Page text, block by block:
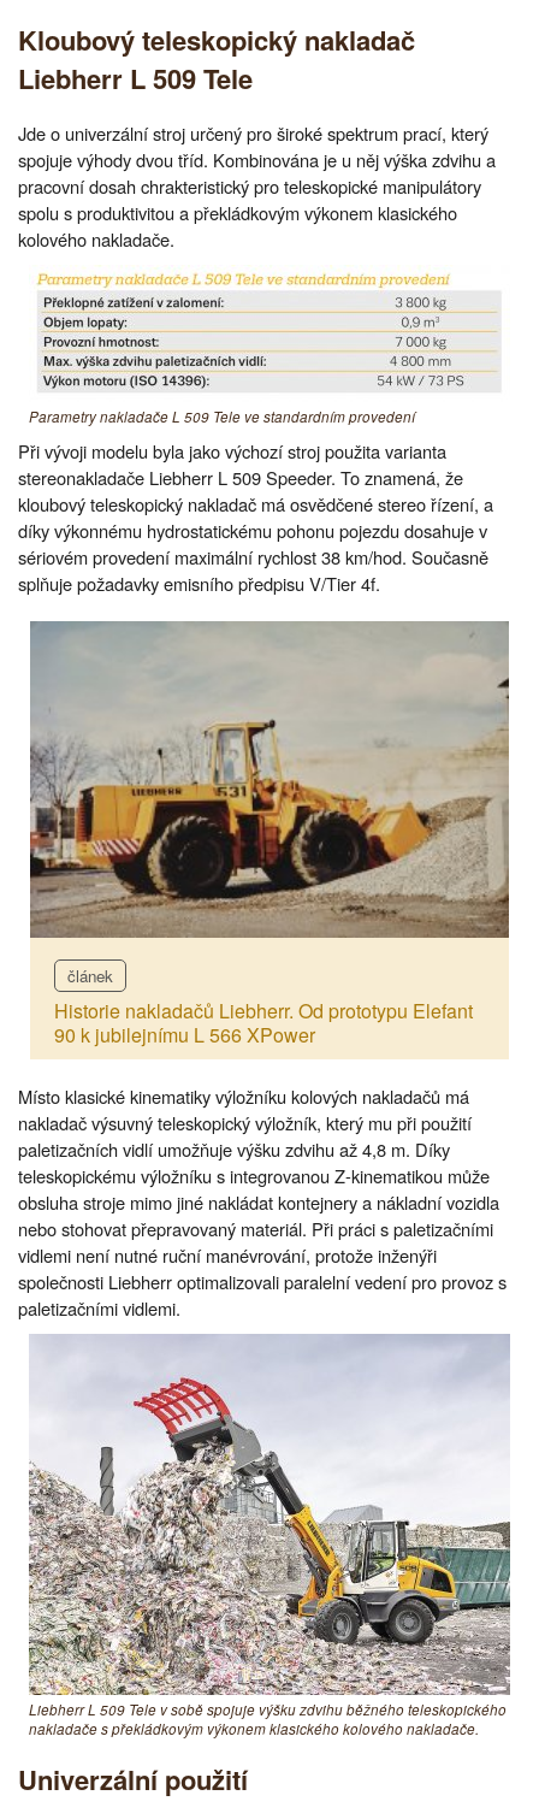
Kloubový teleskopický nakladač
Liebherr L 509 Tele
Jde o univerzální stroj určený pro široké spektrum prací, který
spojuje výhody dvou tříd. Kombinována je u něj výška zdvihu a
pracovní dosah chrakteristický pro teleskopické manipulátory
spolu s produktivitou a překládkovým výkonem klasického
kolového nakladače.
Parametry nakladače L 509 Tele ve standardním provedení
Při vývoji modelu byla jako výchozí stroj použita varianta
stereonakladače Liebherr L 509 Speeder. To znamená, že
kloubový teleskopický nakladač má osvědčené stereo řízení, a
díky výkonnému hydrostatickému pohonu pojezdu dosahuje v
sériovém provedení maximální rychlost 38 km/hod. Současně
splňuje požadavky emisního předpisu V/Tier 4f.
článek
Historie nakladačů Liebherr. Od prototypu Elefant
90 k jubilejnímu L 566 XPower
Místo klasické kinematiky výložníku kolových nakladačů má
nakladač výsuvný teleskopický výložník, který mu při použití
paletizačních vidlí umožňuje výšku zdvihu až 4,8 m. Díky
teleskopickému výložníku s integrovanou Z-kinematikou může
obsluha stroje mimo jiné nakládat kontejnery a nákladní vozidla
nebo stohovat přepravovaný materiál. Při práci s paletizačními
vidlemi není nutné ruční manévrování, protože inženýři
společnosti Liebherr optimalizovali paralelní vedení pro provoz s
paletizačními vidlemi.
Liebherr L 509 Tele v sobě spojuje výšku zdvihu běžného teleskopického
nakladače s překládkovým výkonem klasického kolového nakladače.
Univerzální použití